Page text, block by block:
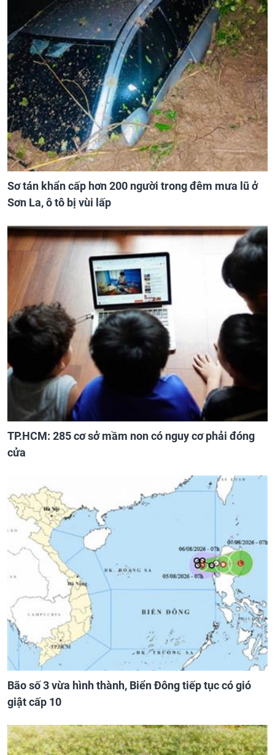
Sơ tán khẩn cấp hơn 200 người trong đêm mưa lũ ở
Sơn La, ô tô bị vùi lấp
TP.HCM: 285 cơ sở mầm non có nguy cơ phải đóng
cửa
Bão số 3 vừa hình thành, Biển Đông tiếp tục có gió
giật cấp 10